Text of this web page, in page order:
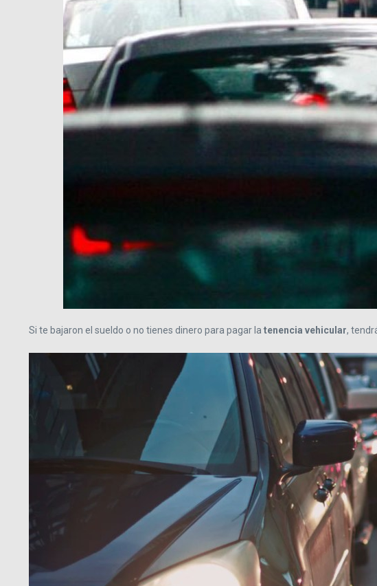
Si te bajaron el sueldo o no tienes dinero para pagar la tenencia vehicular,